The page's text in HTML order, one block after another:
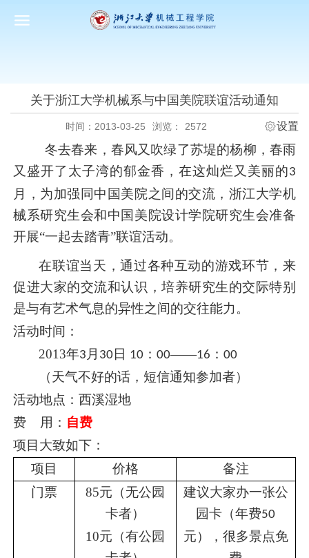
关于浙江大学机械系与中国美院联谊活动通知
时间：2013-03-25 浏览： 2572 设置
冬去春来，春风又吹绿了苏堤的杨柳，春雨
又盛开了太子湾的郁金香，在这灿烂又美丽的3
月，为加强同中国美院之间的交流，浙江大学机
械系研究生会和中国美院设计学院研究生会准备
开展“一起去踏青”联谊活动。
在联谊当天，通过各种互动的游戏环节，来
促进大家的交流和认识，培养研究生的交际特别
是与有艺术气息的异性之间的交往能力。
活动时间：
2013年3 月 30 日 10 ：00——16 ：00
（天气不好的话，短信通知参加者）
活动地点：西溪湿地
费 用： 自费
项目大致如下：
项目
价格
备注
门票
85元（无公园
卡者）
10元（有公园
建议大家办一张公
园卡（年费50
元），很多景点免